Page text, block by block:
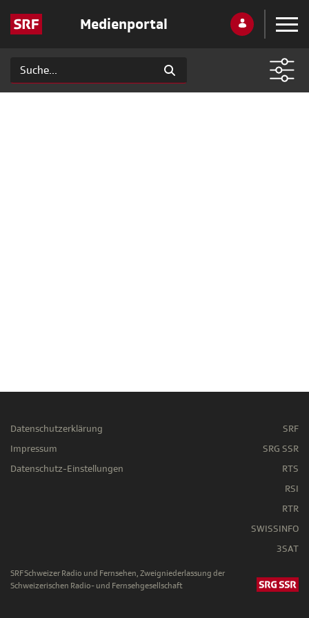
Medienportal
Datenschutzerklärung
Impressum
Datenschutz-Einstellungen
SRF
SRG SSR
RTS
RSI
RTR
SWISSINFO
3SAT
SRF Schweizer Radio und Fernsehen, Zweigniederlassung der
Schweizerischen Radio- und Fernsehgesellschaft